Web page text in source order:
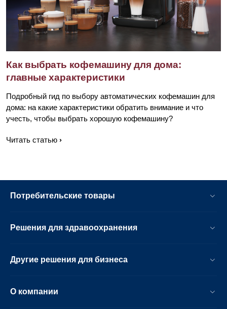
Как выбрать кофемашину для дома:
главные характеристики
Подробный гид по выбору автоматических кофемашин для
дома: на какие характеристики обратить внимание и что
учесть, чтобы выбрать хорошую кофемашину?
Читать статью
Потребительские товары
Решения для здравоохранения
Другие решения для бизнеса
О компании